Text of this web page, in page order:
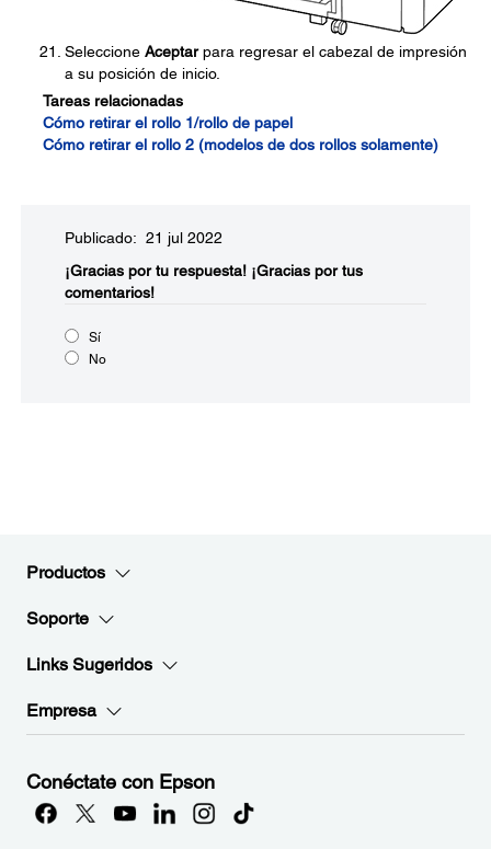
Seleccione Aceptarpara regresar el cabezal de impresión
a su posición de inicio.
Tareas relacionadas
Cómo retirar el rollo 1/rollo de papel
Cómo retirar el rollo 2 (modelos de dos rollos solamente)
Publicado: 21 jul 2022
¡Gracias por tu respuesta! ¡Gracias por tus
comentarios!
Sí
No
Productos
Soporte
Links Sugeridos
Empresa
Conéctate con Epson